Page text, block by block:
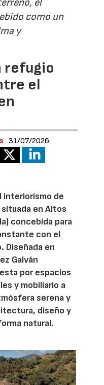
como un
y
refugio
el
31/07/2026
interiorismo de
situada en Altos
concebida para
con el
Diseñada en
Galván
por espacios
y mobiliario a
serena y
diseño y
natural.